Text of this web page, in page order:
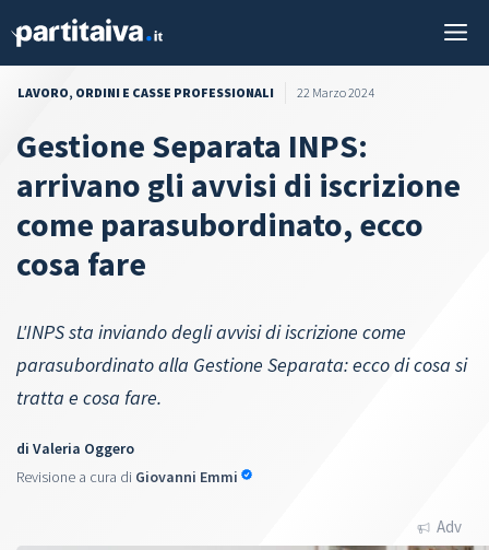
LAVORO, ORDINI E CASSE PROFESSIONALI 22 Marzo 2024
Gestione Separata INPS:
arrivano gli avvisi di iscrizione
come parasubordinato, ecco
cosa fare
L'INPS sta inviando degli avvisi di iscrizione come
parasubordinato alla Gestione Separata: ecco di cosa si
tratta e cosa fare.
di Valeria Oggero
Revisione a cura di Giovanni Emmi
Adv